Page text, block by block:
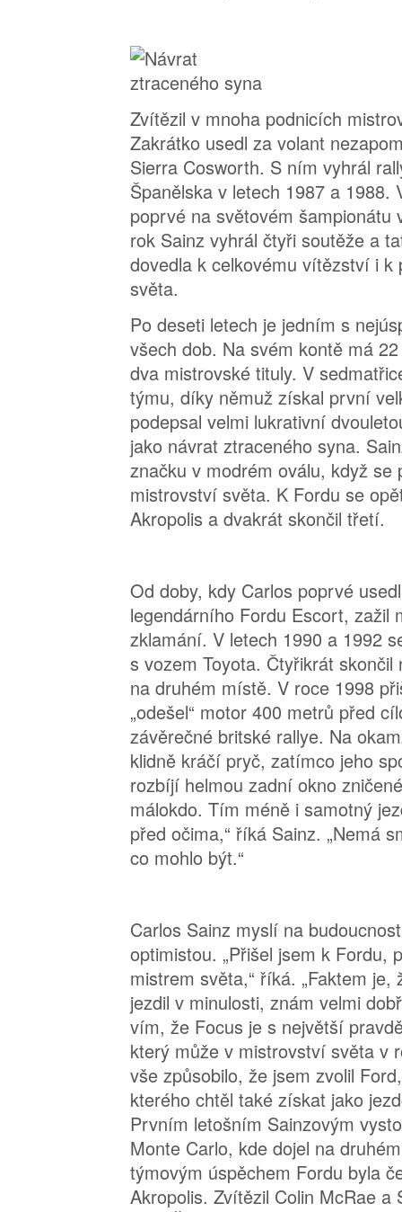
Zvítězil v mnoha podnicích
Zakrátko usedl za volant
Sierra Cosworth. S ním vyhrál
Španělska v letech 1987 a 1988.
poprvé na světovém šampionátu
rok Sainz vyhrál čtyři soutěže a
dovedla k celkovému vítězství i
světa.
Po deseti letech je jedním s
všech dob. Na svém kontě má
dva mistrovské tituly. V
týmu, díky němuž získal první
podepsal velmi lukrativní
jako návrat ztraceného syna.
značku v modrém oválu, když se
mistrovství světa. K Fordu se
Akropolis a dvakrát skončil třetí.
Od doby, kdy Carlos poprvé
legendárního Fordu Escort, zažil
zklamání. V letech 1990 a 1992
s vozem Toyota. Čtyřikrát
na druhém místě. V roce 1998
„odešel“ motor 400 metrů před
závěrečné britské rallye. Na
klidně kráčí pryč, zatímco jeho
rozbíjí helmou zadní okno
málokdo. Tím méně i samotný
před očima,“ říká Sainz. „Nemá
co mohlo být.“
Carlos Sainz myslí na
optimistou. „Přišel jsem k Fordu,
mistrem světa,“ říká. „Faktem je,
jezdil v minulosti, znám velmi
vím, že Focus je s největší
který může v mistrovství světa v
vše způsobilo, že jsem zvolil
kterého chtěl také získat jako
Prvním letošním Sainzovým
Monte Carlo, kde dojel na
týmovým úspěchem Fordu byla
Akropolis. Zvítězil Colin McRae a